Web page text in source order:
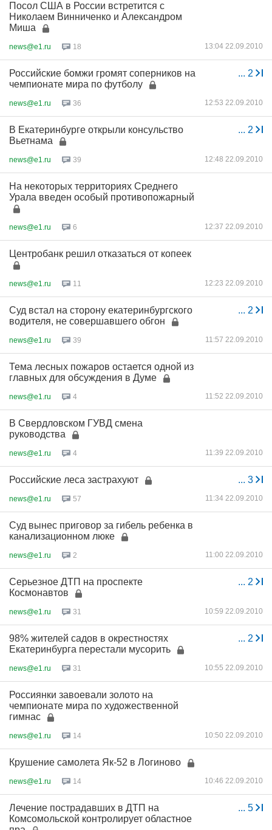
Посол США в России встретится с
Николаем Винниченко и Александром
Миша
news@e1.ru 18 13:04 22.09.2010
... 2
Российские бомжи громят соперников на
чемпионате мира по футболу
news@e1.ru 36 12:53 22.09.2010
... 2
В Екатеринбурге открыли консульство
Вьетнама
news@e1.ru 39 12:48 22.09.2010
На некоторых территориях Среднего
Урала введен особый противопожарный
news@e1.ru 6 12:37 22.09.2010
Центробанк решил отказаться от копеек
news@e1.ru 11 12:23 22.09.2010
... 2
Суд встал на сторону екатеринбургского
водителя, не совершавшего обгон
news@e1.ru 39 11:57 22.09.2010
Тема лесных пожаров остается одной из
главных для обсуждения в Думе
news@e1.ru 4 11:52 22.09.2010
В Свердловском ГУВД смена
руководства
news@e1.ru 4 11:39 22.09.2010
... 3
Российские леса застрахуют
news@e1.ru 57 11:34 22.09.2010
Суд вынес приговор за гибель ребенка в
канализационном люке
news@e1.ru 2 11:00 22.09.2010
... 2
Серьезное ДТП на проспекте
Космонавтов
news@e1.ru 31 10:59 22.09.2010
... 2
98% жителей садов в окрестностях
Екатеринбурга перестали мусорить
news@e1.ru 31 10:55 22.09.2010
Россиянки завоевали золото на
чемпионате мира по художественной
гимнас
news@e1.ru 14 10:50 22.09.2010
Крушение самолета Як-52 в Логиново
news@e1.ru 14 10:46 22.09.2010
... 5
Лечение пострадавших в ДТП на
Комсомольской контролирует областное